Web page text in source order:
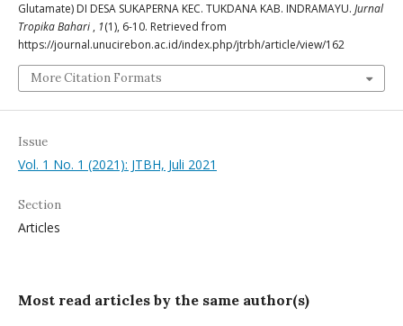
Glutamate) DI DESA SUKAPERNA KEC. TUKDANA KAB. INDRAMAYU. Jurnal
Tropika Bahari , 1(1), 6-10. Retrieved from
https://journal.unucirebon.ac.id/index.php/jtrbh/article/view/162
More Citation Formats
Issue
Vol. 1 No. 1 (2021): JTBH, Juli 2021
Section
Articles
Most read articles by the same author(s)